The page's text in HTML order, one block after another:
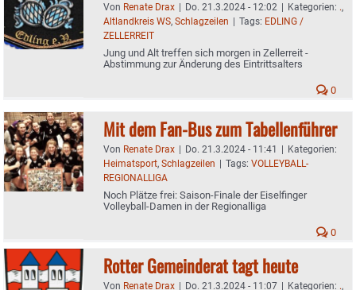
Von Renate Drax | Do. 21.3.2024 - 12:02 | Kategorien: .,
Altlandkreis WS, Schlagzeilen | Tags: EDLING /
ZELLERREIT
Jung und Alt treffen sich morgen in Zellerreit -
Abstimmung zur Änderung des Eintrittsalters
0
Mit dem Fan-Bus zum Tabellenführer
Von Renate Drax | Do. 21.3.2024 - 11:41 | Kategorien:
Heimatsport, Schlagzeilen | Tags: VOLLEYBALL-
REGIONALLIGA
Noch Plätze frei: Saison-Finale der Eiselfinger
Volleyball-Damen in der Regionalliga
0
Rotter Gemeinderat tagt heute
Von Renate Drax | Do. 21.3.2024 - 11:07 | Kategorien: .,